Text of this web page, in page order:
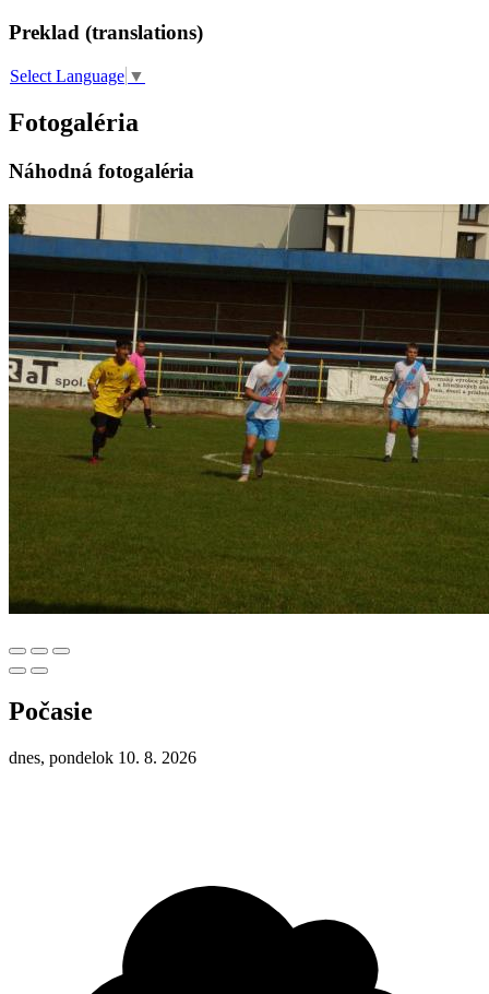
Preklad (translations)
Select Language ▼
Fotogaléria
Náhodná fotogaléria
Počasie
dnes, pondelok 10. 8. 2026